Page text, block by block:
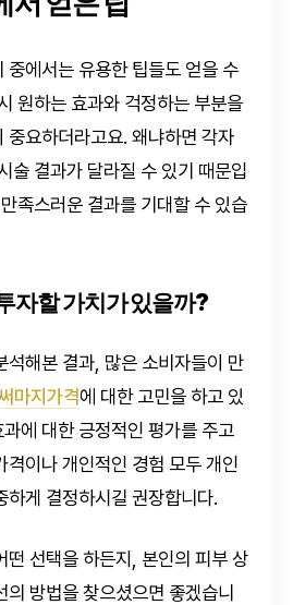
중에서는 유용한 팁들도 얻을 수
원하는 효과와 걱정하는 부분을
중요하더라고요. 왜냐하면 각자
술 결과가 달라질 수 있기 때문입
족스러운 결과를 기대할 수 있습
자할 가치가 있을까?
석해본 결과, 많은 소비자들이 만
마지가격에 대한 고민을 하고 있
에 대한 긍정적인 평가를 주고
격이나 개인적인 경험 모두 개인
하게 결정하시길 권장합니다.
떤 선택을 하든지, 본인의 피부 상
의 방법을 찾으셨으면 좋겠습니